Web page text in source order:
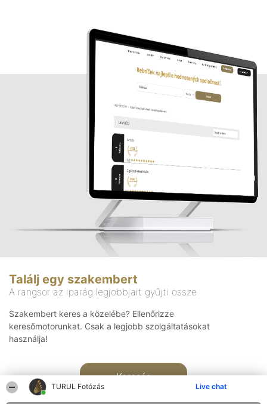
TURUL Fotózás Live chat
Találj egy szakembert
A rangsor az iparág legjobbjait gyűjti össze
Szakembert keres a közelébe? Ellenőrizze
keresőmotorunkat. Csak a legjobb szolgáltatásokat
használja!
Keresés